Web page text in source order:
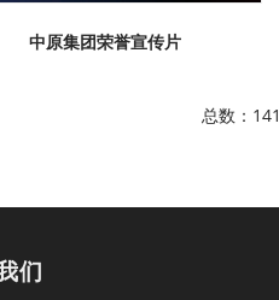
中原集团荣誉宣传片
总数：
们